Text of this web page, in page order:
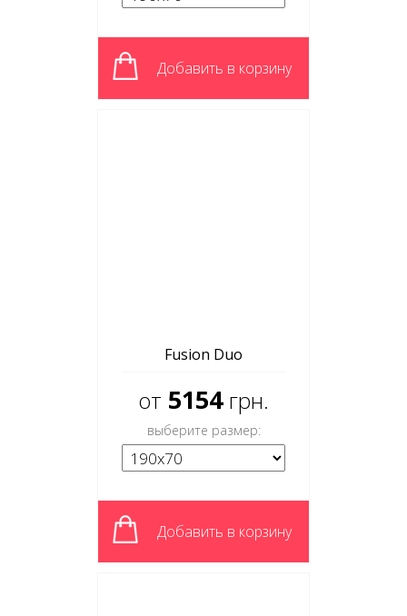
Добавить в корзину
Fusion Duo
от 5154 грн.
выберите размер:
Добавить в корзину